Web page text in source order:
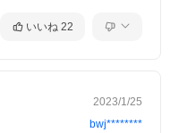
いいね 22
2023/1/25
bwj********